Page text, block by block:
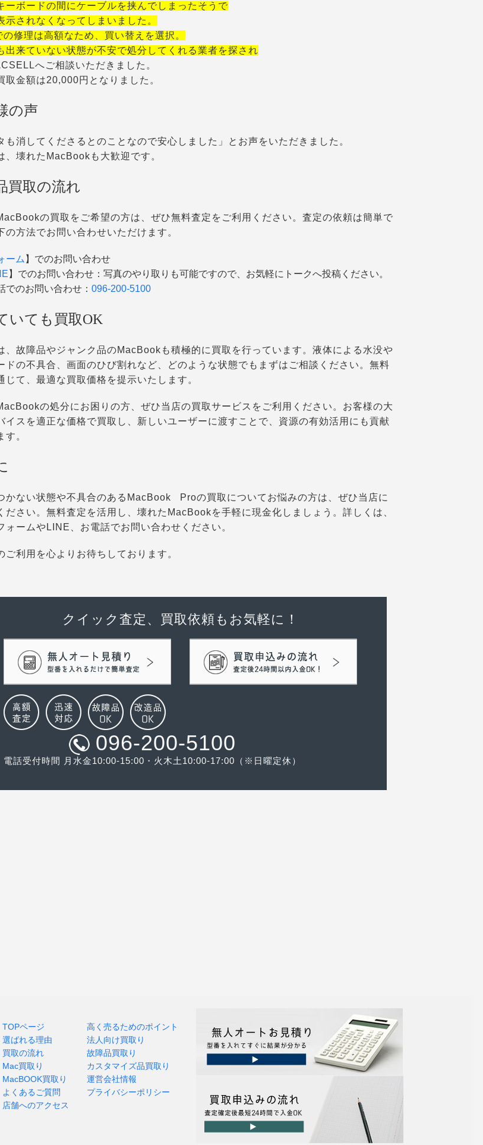
ーボードの間にケーブルを挟んでしまったそうで
示されなくなってしまいました。
修理は高額なため、買い替えを選択。
出来ていない状態が不安で処分してくれる業者を探され
へご相談いただきました。
取金額は20,000円となりました。
の声
も消してくださるとのことなので安心しました」とお声をいただきました。
、壊れたMacBookも大歓迎です。
買取の流れ
の買取をご希望の方は、ぜひ無料査定をご利用ください。査定の依頼は簡単で
の方法でお問い合わせいただけます。
ーム 】でのお問い合わせ
】でのお問い合わせ：写真のやり取りも可能ですので、お気軽にトークへ投稿ください。
でのお問い合わせ： 096-200-5100
いても買取OK
、故障品やジャンク品のMacBookも積極的に買取を行っています。液体による水没や
ドの不具合、画面のひび割れなど、どのような状態でもまずはご相談ください。無料
じて、最適な買取価格を提示いたします。
の処分にお困りの方、ぜひ当店の買取サービスをご利用ください。お客様の大
イスを適正な価格で買取し、新しいユーザーに渡すことで、資源の有効活用にも貢献
す。
かない状態や不具合のあるMacBook Proの買取についてお悩みの方は、ぜひ当店に
ださい。無料査定を活用し、壊れたMacBookを手軽に現金化しましょう。詳しくは、
ォームやLINE、お電話でお問い合わせください。
ご利用を心よりお待ちしております。
クイック査定、買取依頼もお気軽に！
096-200-5100
電話受付時間 月水金10:00-15:00・火木土10:00-17:00（※日曜定休）
TOPページ
選ばれる理由
買取の流れ
Mac買取り
MacBOOK買取り
よくあるご質問
店舗へのアクセス
高く売るためのポイント
法人向け買取り
故障品買取り
カスタマイズ品買取り
運営会社情報
プライバシーポリシー